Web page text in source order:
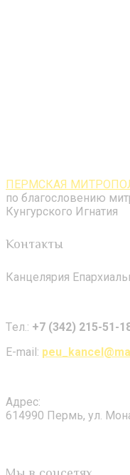
ПЕРМСКАЯ
по благословению
Кунгурского Игнатия
Контакты
Канцелярия
Tел.: +7 (342) 215-51-
E-mail:
Адрес:
614990 Пермь, ул.